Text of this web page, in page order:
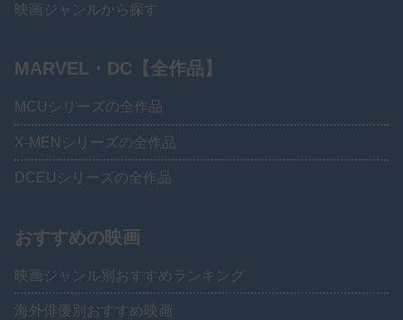
映画ジャンルから探す
MARVEL・DC【全作品】
MCUシリーズの全作品
X-MENシリーズの全作品
DCEUシリーズの全作品
おすすめの映画
映画ジャンル別おすすめランキング
海外俳優別おすすめ映画